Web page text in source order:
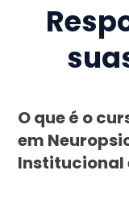
O que é o
em
Institucional